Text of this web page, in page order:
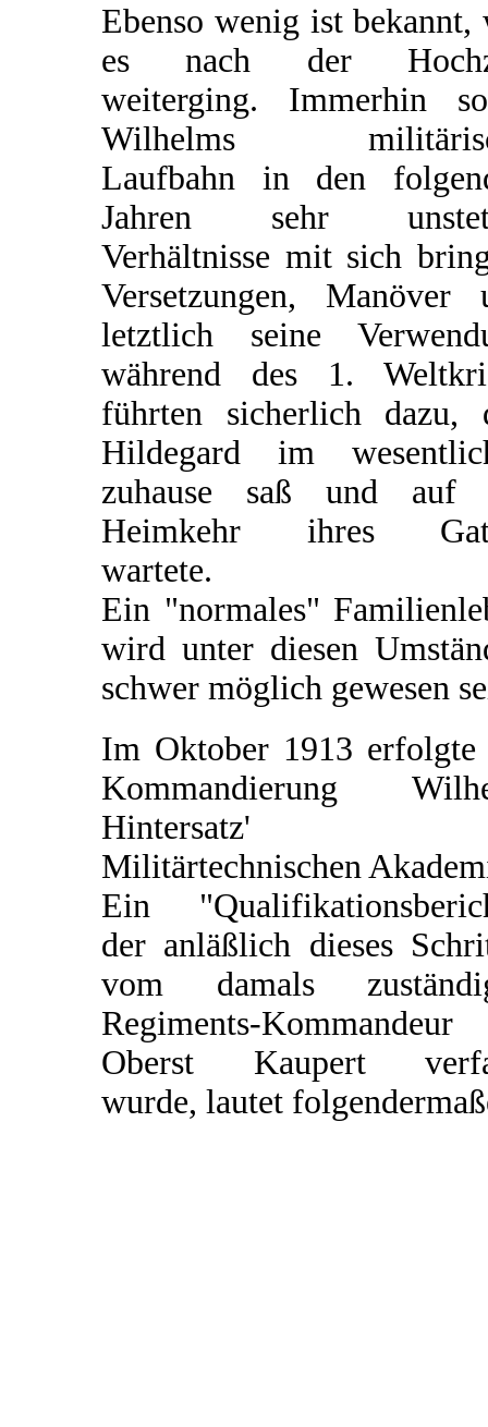
Ebenso wenig ist bekannt,
es nach der
weiterging. Immerhin
Wilhelms
Laufbahn in den
Jahren sehr
Verhältnisse mit sich
Versetzungen, Manöver
letztlich seine
während des 1.
führten sicherlich dazu,
Hildegard im
zuhause saß und auf
Heimkehr ihres
wartete.
Ein "normales"
wird unter diesen
schwer möglich gewesen
Im Oktober 1913 erfolgte
Kommandierung
Hintersatz'
Militärtechnischen
Ein
der anläßlich dieses
vom damals
Regiments-Kommandeur
Oberst Kaupert
wurde, lautet